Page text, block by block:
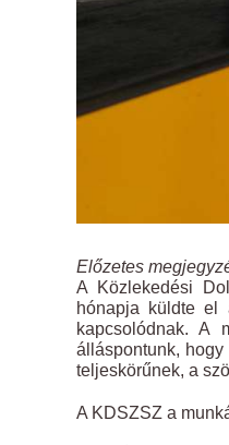
Előzetes
A Közlekedési
hónapja küldte el
kapcsolódnak. A
álláspontunk,
teljeskörűnek, a
A KDSZSZ a